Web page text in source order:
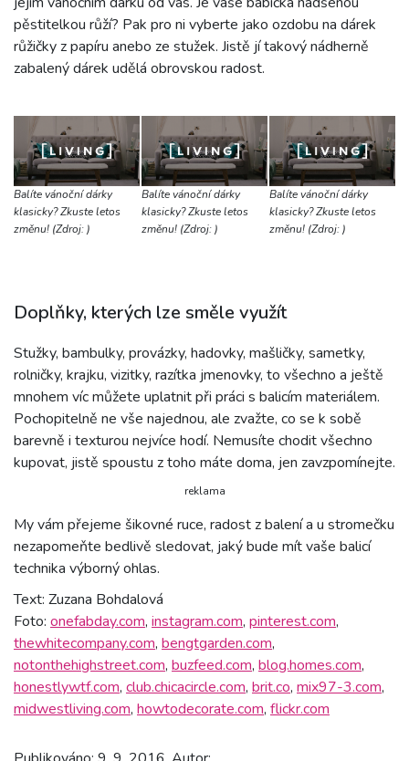
pěstitelkou růží? Pak pro ni vyberte jako ozdobu na dárek
růžičky z papíru anebo ze stužek. Jistě jí takový nádherně
zabalený dárek udělá obrovskou radost.
Balíte vánoční dárky
klasicky? Zkuste letos
změnu! (Zdroj: )
Balíte vánoční dárky
klasicky? Zkuste letos
změnu! (Zdroj: )
Balíte vánoční dárky
klasicky? Zkuste letos
změnu! (Zdroj: )
Doplňky, kterých lze směle využít
Stužky, bambulky, provázky, hadovky, mašličky, sametky,
rolničky, krajku, vizitky, razítka jmenovky, to všechno a ještě
mnohem víc můžete uplatnit při práci s balicím materiálem.
Pochopitelně ne vše najednou, ale zvažte, co se k sobě
barevně i texturou nejvíce hodí. Nemusíte chodit všechno
kupovat, jistě spoustu z toho máte doma, jen zavzpomínejte.
reklama
My vám přejeme šikovné ruce, radost z balení a u stromečku
nezapomeňte bedlivě sledovat, jaký bude mít vaše balicí
technika výborný ohlas.
Text: Zuzana Bohdalová
Foto: onefabday.com, instagram.com, pinterest.com,
thewhitecompany.com, bengtgarden.com,
notonthehighstreet.com, buzfeed.com, blog.homes.com,
honestlywtf.com, club.chicacircle.com, brit.co, mix97-3.com,
midwestliving.com, howtodecorate.com, flickr.com